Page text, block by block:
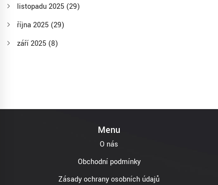
listopadu 2025 (29)
října 2025 (29)
září 2025 (8)
Menu
O nás
Obchodní podmínky
Zásady ochrany osobních údajů